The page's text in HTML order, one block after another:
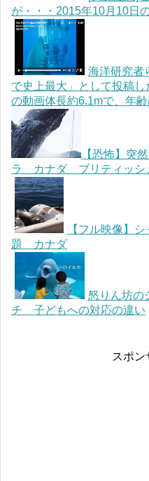
が・・・2015年10月10日
海洋研究者
で史上最大」として投稿し
の動画体長約6.1mで、年
【恐怖】突
ラ カナダ ブリティッシ
【フル映像】
題 カナダ
怒りん坊の
チ 子どもへの対応の違い
スポン